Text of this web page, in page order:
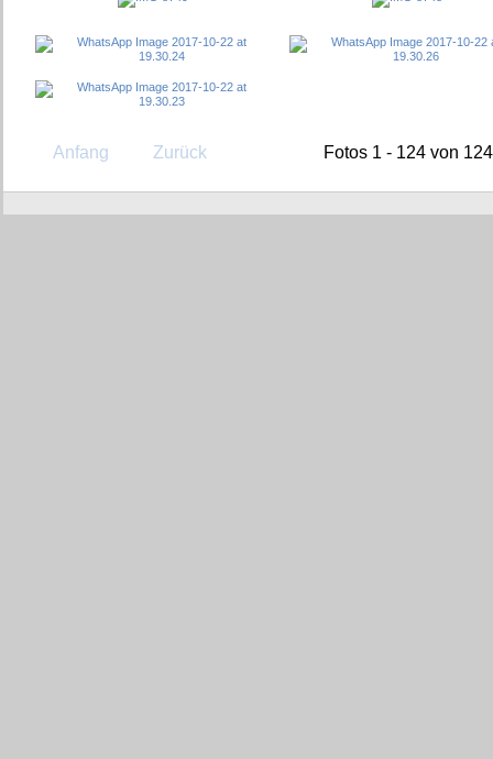
Anfang Zurück Fotos 1 - 124 von 124